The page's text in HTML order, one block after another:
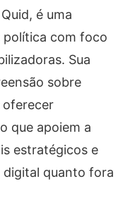
é uma
política com foco
Sua
sobre
oferecer
que apoiem a
estratégicos e
quanto fora